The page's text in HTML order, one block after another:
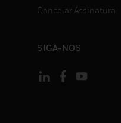
Cancelar Assinatura
SIGA-NOS